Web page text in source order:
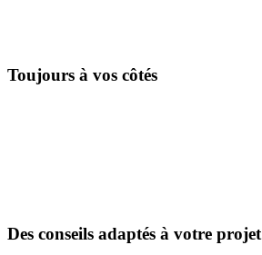
Toujours à vos côtés
Des conseils adaptés à votre projet